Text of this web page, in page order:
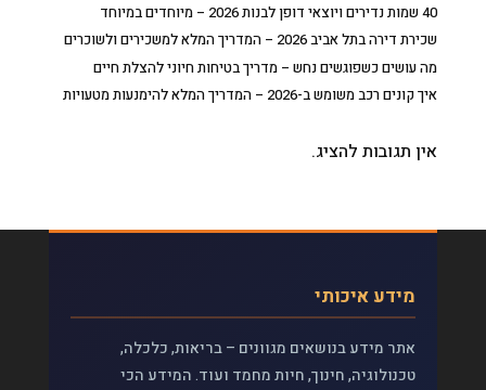
40 שמות נדירים ויוצאי דופן לבנות 2026 – מיוחדים במיוחד
שכירת דירה בתל אביב 2026 – המדריך המלא למשכירים ולשוכרים
מה עושים כשפוגשים נחש – מדריך בטיחות חיוני להצלת חיים
איך קונים רכב משומש ב-2026 – המדריך המלא להימנעות מטעויות
אין תגובות להציג.
מידע איכותי
אתר מידע בנושאים מגוונים – בריאות, כלכלה,
טכנולוגיה, חינוך, חיות מחמד ועוד. המידע הכי